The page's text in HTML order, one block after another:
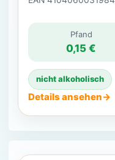
Pfand
0,15 €
nicht alkoholisch
Details ansehen→